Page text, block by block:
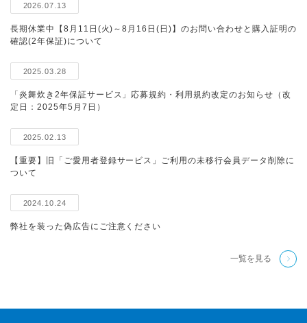
2026.07.13
長期休業中【8月11日(火)～8月16日(日)】のお問い合わせと購入証明の
確認(2年保証)について
2025.03.28
「炎舞炊き2年保証サービス」応募規約・利用規約改定のお知らせ（改
定日：2025年5月7日）
2025.02.13
【重要】旧「ご愛用者登録サービス」ご利用の未移行会員データ削除に
ついて
2024.10.24
弊社を装った偽広告にご注意ください
一覧を見る